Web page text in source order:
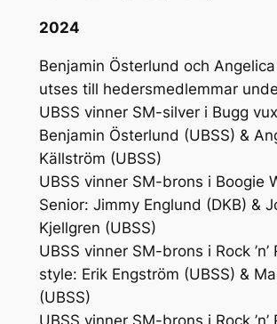
2024
Benjamin Österlund och
utses till hedersmedlemmar
UBSS vinner SM-silver i Bugg
Benjamin Österlund (UBSS) &
Källström (UBSS)
UBSS vinner SM-brons i Boogie
Senior: Jimmy Englund (DKB) &
Kjellgren (UBSS)
UBSS vinner SM-brons i Rock ’n’
style: Erik Engström (UBSS) &
(UBSS)
UBSS vinner SM-brons i Rock ’n’